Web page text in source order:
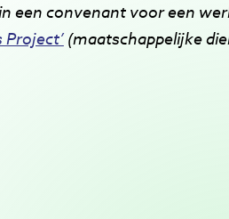
een convenant voor een
Project’(maatschappelijke